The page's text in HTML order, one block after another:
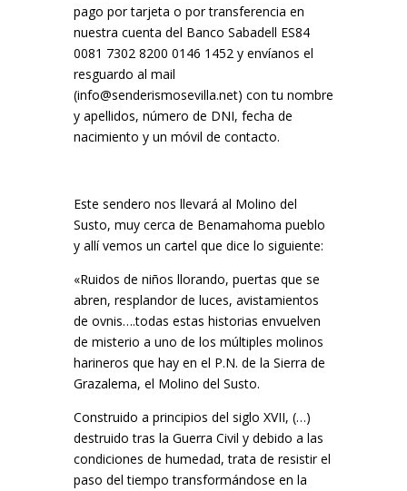
pago por tarjeta o por transferencia en
nuestra cuenta del Banco Sabadell ES84
0081 7302 8200 0146 1452 y envíanos el
resguardo al mail
(info@senderismosevilla.net) con tu nombre
y apellidos, número de DNI, fecha de
nacimiento y un móvil de contacto.
Este sendero nos llevará al Molino del
Susto, muy cerca de Benamahoma pueblo
y allí vemos un cartel que dice lo siguiente:
«Ruidos de niños llorando, puertas que se
abren, resplandor de luces, avistamientos
de ovnis….todas estas historias envuelven
de misterio a uno de los múltiples molinos
harineros que hay en el P.N. de la Sierra de
Grazalema, el Molino del Susto.
Construido a principios del siglo XVII, (…)
destruido tras la Guerra Civil y debido a las
condiciones de humedad, trata de resistir el
paso del tiempo transformándose en la